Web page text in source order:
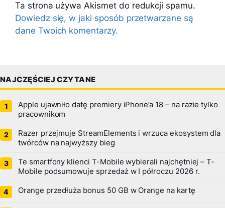
Ta strona używa Akismet do redukcji spamu.
Dowiedz się, w jaki sposób przetwarzane są
dane Twoich komentarzy.
NAJCZĘŚCIEJ CZYTANE
Apple ujawniło datę premiery iPhone’a 18 – na razie tylko
pracownikom
Razer przejmuje StreamElements i wrzuca ekosystem dla
twórców na najwyższy bieg
Te smartfony klienci T-Mobile wybierali najchętniej – T-
Mobile podsumowuje sprzedaż w I półroczu 2026 r.
Orange przedłuża bonus 50 GB w Orange na kartę